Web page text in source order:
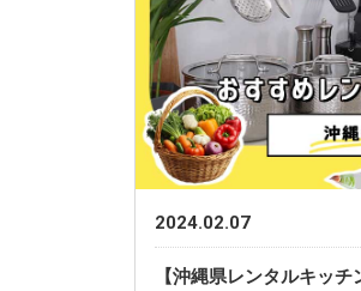
2024.02.07
【沖縄県レンタルキッ